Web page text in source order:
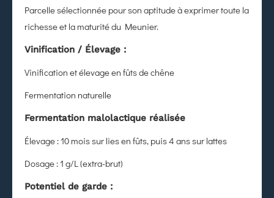
Parcelle sélectionnée pour son aptitude à exprimer toute la
richesse et la maturité du Meunier.
Vinification / Élevage :
Vinification et élevage en fûts de chêne
Fermentation naturelle
Fermentation malolactique réalisée
Élevage : 10 mois sur lies en fûts, puis 4 ans sur lattes
Dosage : 1 g/L (extra-brut)
Potentiel de garde :